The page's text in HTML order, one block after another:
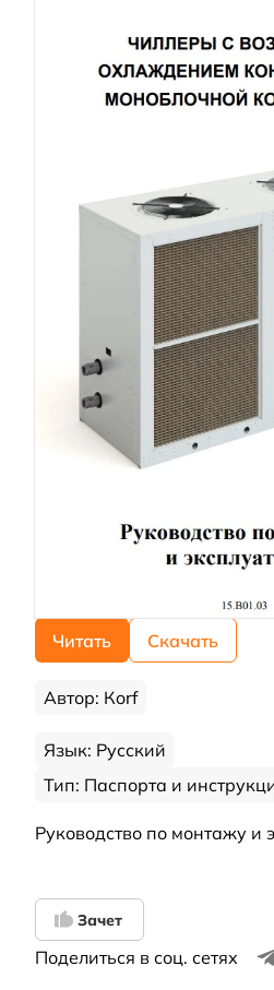
Читать Скачать
Автор: Кorf
Язык: Русский
Тип: Паспорта и
Руководство по монтажу и
Зачет
Поделиться в соц. сетях